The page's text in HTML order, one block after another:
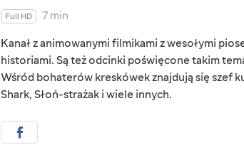
Full HD
7 min
Kanał z animowanymi filmikami z wesołymi
historiami. Są też odcinki poświęcone takim
Wśród bohaterów kreskówek znajdują się szef
Shark, Słoń-strażak i wiele innych.